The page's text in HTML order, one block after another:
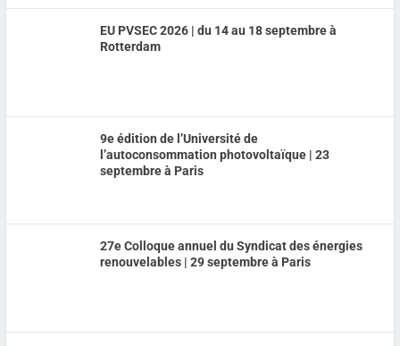
EU PVSEC 2026 | du 14 au 18 septembre à
Rotterdam
9e édition de l’Université de
l’autoconsommation photovoltaïque | 23
septembre à Paris
27e Colloque annuel du Syndicat des énergies
renouvelables | 29 septembre à Paris